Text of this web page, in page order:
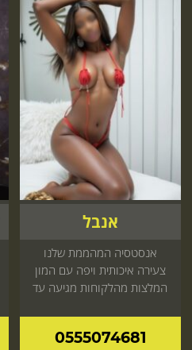
אנבל
אנסטסיה המהממת שלנו
צעירה איכותית ויפה עם המון
המלצות מהלקוחות מגיעה עד
אותך כמו שרק היא יודעת
0555074681